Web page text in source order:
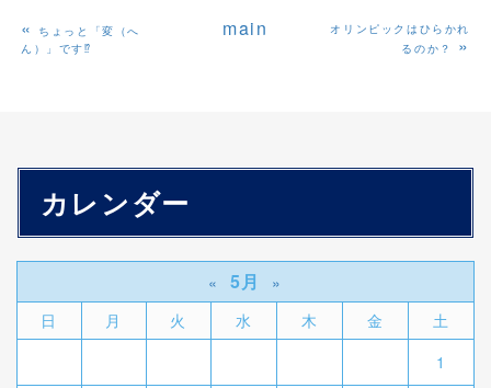
«
ちょっと「変（へ
ん）」です⁉
main
オリンピックはひらかれ
るのか？
»
カレンダー
« 5月
»
日
月 火 水 木 金
土
1